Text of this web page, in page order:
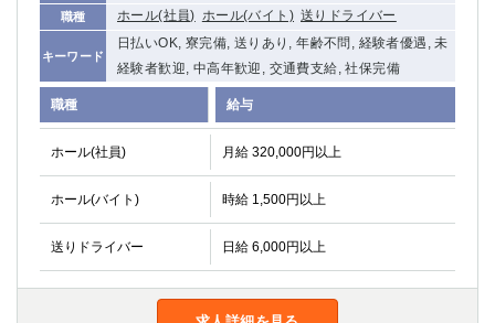
職種 ホール(社員) ホール(バイト) 送りドライバー
キーワード
日払いOK, 寮完備, 送りあり, 年齢不問, 経験者優遇, 未
経験者歓迎, 中高年歓迎, 交通費支給, 社保完備
職種 給与
ホール(社員) 月給 320,000円以上
ホール(バイト) 時給 1,500円以上
送りドライバー 日給 6,000円以上
八千代台
本八幡
浦安
栃木県
宇都宮
小山
東武宇都宮（宇都宮西口）
茨城県
土浦 ひたち野うしく